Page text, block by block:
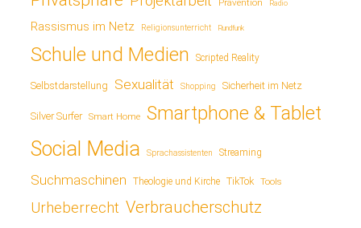
Prävention Radio
Rassismus im Netz Religionsunterricht Rundfunk
Schule und Medien Scripted Reality
Selbstdarstellung Sexualität Shopping Sicherheit im Netz
Silver Surfer Smart Home Smartphone & Tablet
Social Media Sprachassistenten Streaming
Suchmaschinen Theologie und Kirche TikTok Tools
Urheberrecht Verbraucherschutz